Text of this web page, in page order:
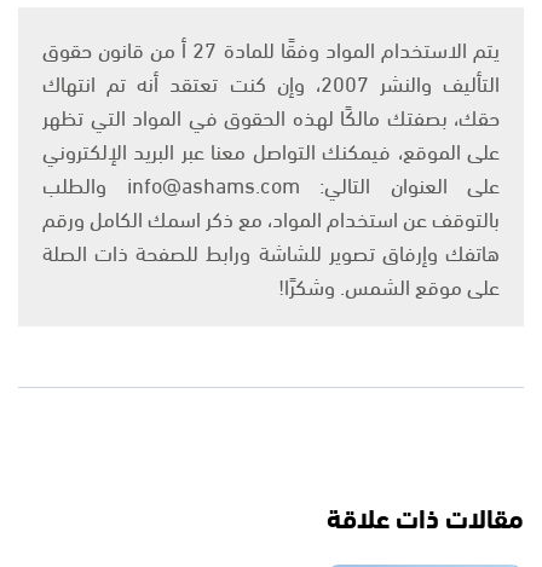
يتم الاستخدام المواد وفقًا للمادة 27 أ من قانون حقوق
التأليف والنشر 2007، وإن كنت تعتقد أنه تم انتهاك
حقك، بصفتك مالكًا لهذه الحقوق في المواد التي تظهر
على الموقع، فيمكنك التواصل معنا عبر البريد الإلكتروني
على العنوان التالي: info@ashams.com والطلب
بالتوقف عن استخدام المواد، مع ذكر اسمك الكامل ورقم
هاتفك وإرفاق تصوير للشاشة ورابط للصفحة ذات الصلة
على موقع الشمس. وشكرًا!
مقالات ذات علاقة